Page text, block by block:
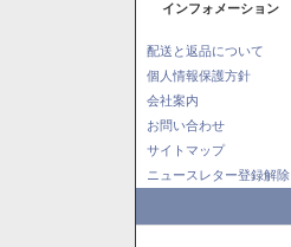
インフォメーション
配送と返品について
個人情報保護方針
会社案内
お問い合わせ
サイトマップ
ニュースレター登録解除